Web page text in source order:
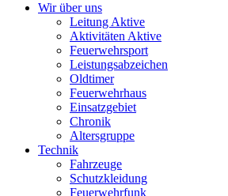
Wir über uns
Leitung Aktive
Aktivitäten Aktive
Feuerwehrsport
Leistungsabzeichen
Oldtimer
Feuerwehrhaus
Einsatzgebiet
Chronik
Altersgruppe
Technik
Fahrzeuge
Schutzkleidung
Feuerwehrfunk